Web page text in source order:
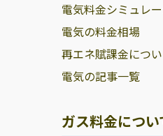
電気料金シミュレ
電気の料金相場
再エネ賦課金につ
電気の記事一覧
ガス料金につい